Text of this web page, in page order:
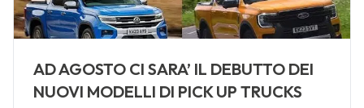
AD AGOSTO CI SARA’ IL DEBUTTO DEI
NUOVI MODELLI DI PICK UP TRUCKS